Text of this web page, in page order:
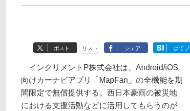
ポスト リスト シェア はてブ
インクリメントP株式会社は、Android/iOS
向けカーナビアプリ「MapFan」の全機能を期
間限定で無償提供する。西日本豪雨の被災地
における支援活動などに活用してもらうのが